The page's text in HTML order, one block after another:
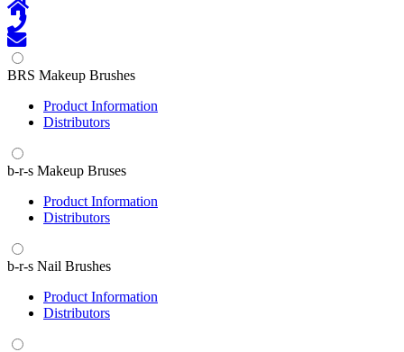
BRS Makeup Brushes
Product Information
Distributors
b-r-s Makeup Bruses
Product Information
Distributors
b-r-s Nail Brushes
Product Information
Distributors